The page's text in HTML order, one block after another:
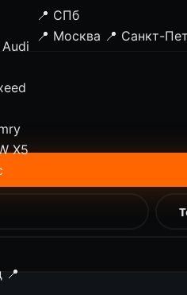
Audi
X5
📍
📍 СПб
📍 Москва 📍 Санкт-